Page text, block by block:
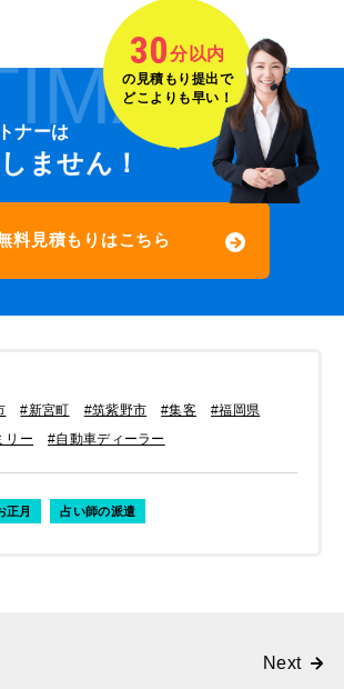
ナーは
ません！
料見積もりはこちら
30分以内
の見積もり提出で
どこよりも早い！
#新宮町 #筑紫野市 #集客
#福岡県
リー #自動車ディーラー
正月 占い師の派遣